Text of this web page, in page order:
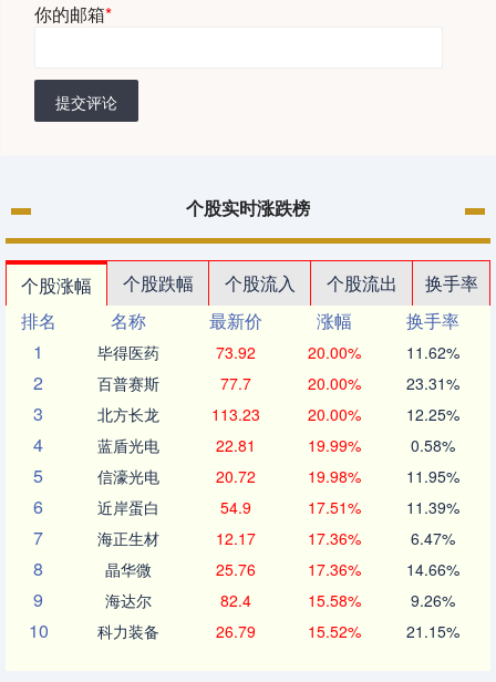
你的邮箱*
提交评论
个股实时涨跌榜
个股涨幅 个股跌幅 个股流入 个股流出
换手率
排名
名称 最新价 涨幅
换手率
1
毕得医药 73.92 20.00% 11.62%
2 百普赛斯 77.7 20.00% 23.31%
3 北方长龙 113.23 20.00% 12.25%
4 蓝盾光电 22.81 19.99% 0.58%
5 信濠光电 20.72 19.98% 11.95%
6 近岸蛋白 54.9 17.51% 11.39%
7 海正生材 12.17 17.36% 6.47%
8 晶华微 25.76 17.36% 14.66%
9 海达尔 82.4 15.58% 9.26%
10 科力装备 26.79 15.52% 21.15%